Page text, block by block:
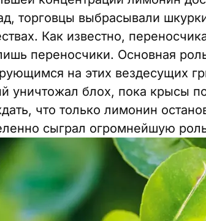
торговцы выбрасывали
Как известно,
переносчики. Основная
на этих вездесущих
уничтожал блох, пока крысы
что только лимонин
сыграл огромнейшую